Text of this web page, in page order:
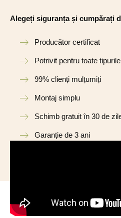
Alegeți siguranța și cumpărați
Producător certificat
Potrivit pentru toate
99% clienți mulțumiți
Montaj simplu
Schimb gratuit în 30 de
Garanție de 3 ani